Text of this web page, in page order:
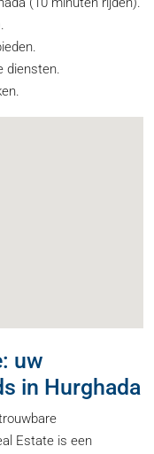
diensten.
uw
in Hurghada
Estate is een